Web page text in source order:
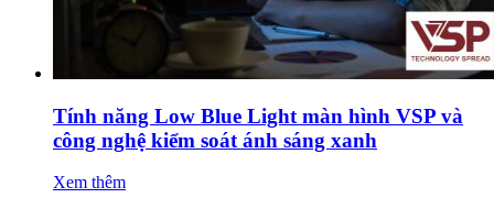
Tính năng Low Blue Light màn hình VSP và
công nghệ kiểm soát ánh sáng xanh
Xem thêm